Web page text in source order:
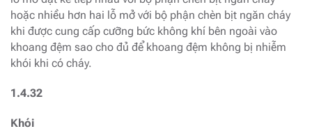
hoặc nhiều hơn hai lỗ mở với bộ phận chèn bịt ngăn cháy
khi được cung cấp cưỡng bức không khí bên ngoài vào
khoang đệm sao cho đủ để khoang đệm không bị nhiễm
khói khi có cháy.
1.4.32
Khói